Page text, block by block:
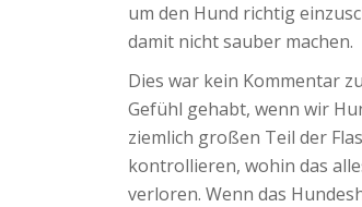
um den Hund richtig
damit nicht sauber machen.
Dies war kein Kommentar
Gefühl gehabt, wenn wir
ziemlich großen Teil der
kontrollieren, wohin das
verloren. Wenn das